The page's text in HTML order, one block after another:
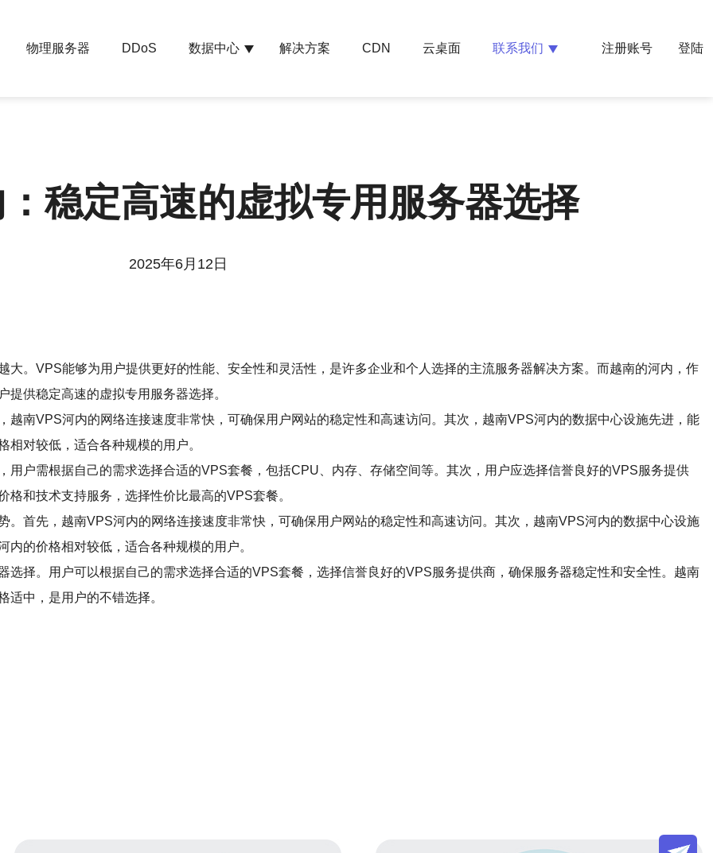
物理服务器 DDoS 数据中心 解决方案 CDN 云桌面 联系我们 注册账号 登陆
稳定高速的虚拟专用服务器选择
2025年6月12日
。VPS能够为用户提供更好的性能、安全性和灵活性，是许多企业和个人选择的主流服务器解决方案。而越南的河内，作
供稳定高速的虚拟专用服务器选择。
越南VPS河内的网络连接速度非常快，可确保用户网站的稳定性和高速访问。其次，越南VPS河内的数据中心设施先进，能
对较低，适合各种规模的用户。
用户需根据自己的需求选择合适的VPS套餐，包括CPU、内存、存储空间等。其次，用户应选择信誉良好的VPS服务提供
和技术支持服务，选择性价比最高的VPS套餐。
。首先，越南VPS河内的网络连接速度非常快，可确保用户网站的稳定性和高速访问。其次，越南VPS河内的数据中心设施
的价格相对较低，适合各种规模的用户。
选择。用户可以根据自己的需求选择合适的VPS套餐，选择信誉良好的VPS服务提供商，确保服务器稳定性和安全性。越南
中，是用户的不错选择。